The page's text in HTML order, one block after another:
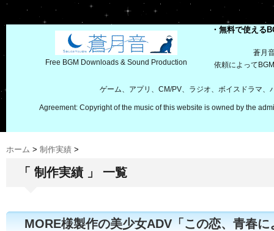
Free BGM Downloads & Sound Production
・無料で使える
蒼月
依頼によって
ゲーム、アプリ、CM/PV、ラジオ、ボイスドラマ
Agreement: Copyright of the music of this website is owned by the
ホーム > 制作実績 >
「 制作実績 」 一覧
MORE様製作の美少女ADV「この恋、青春